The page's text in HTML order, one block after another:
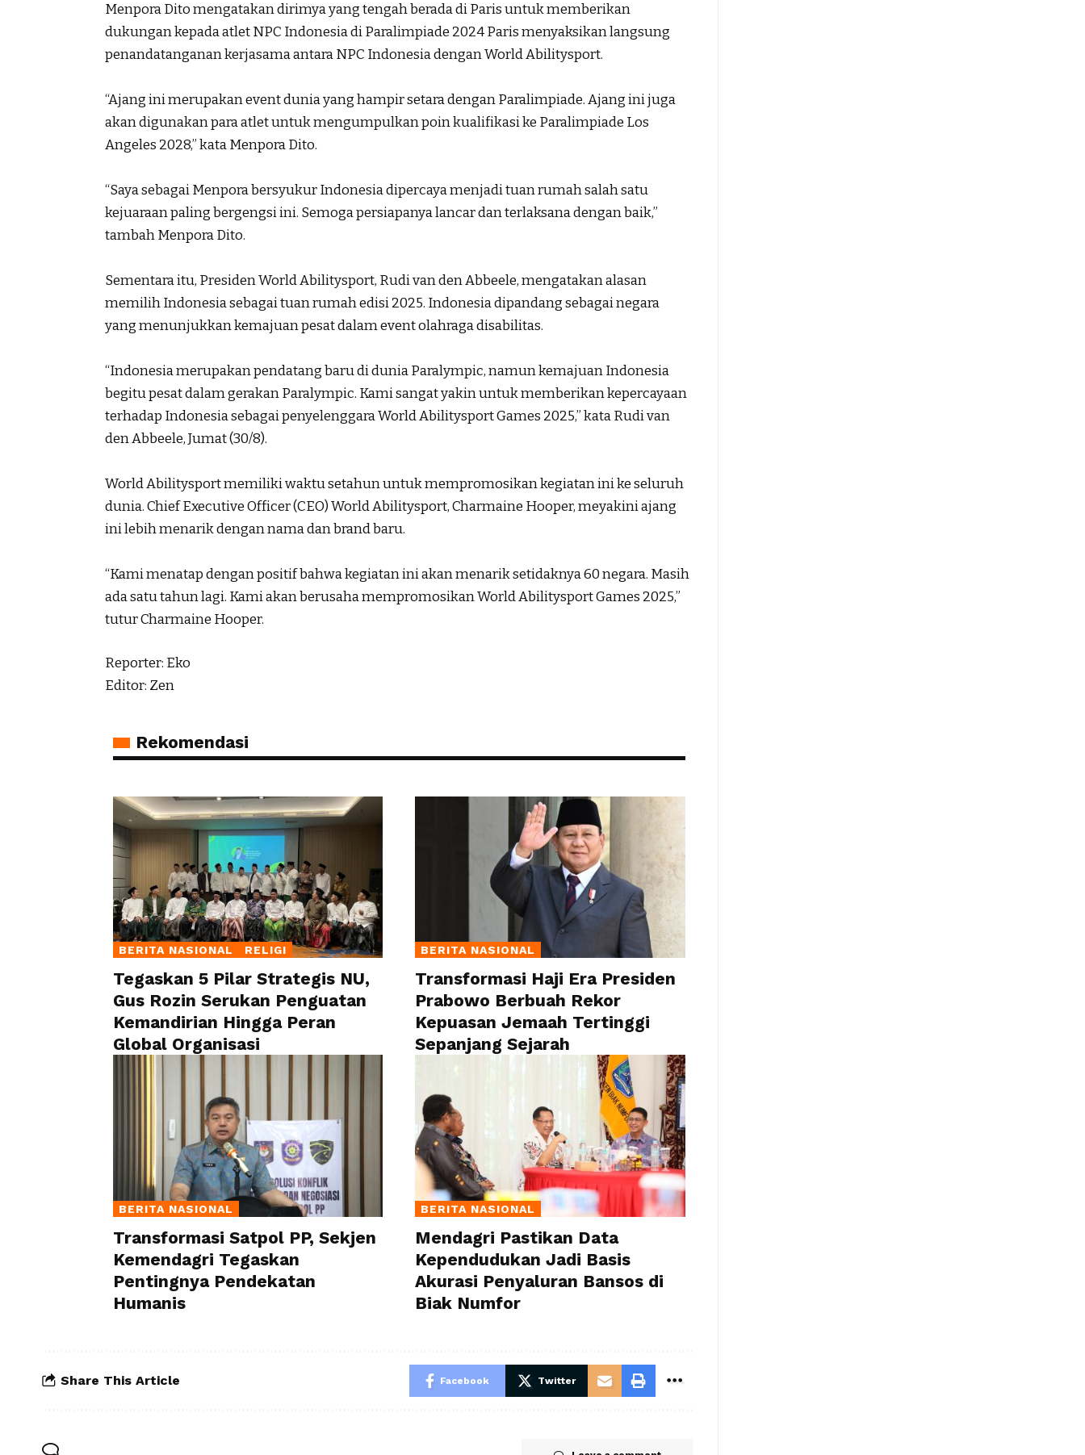
Menpora Dito mengatakan dirimya yang tengah berada di Paris untuk memberikan
dukungan kepada atlet NPC Indonesia di Paralimpiade 2024 Paris menyaksikan langsung
penandatanganan kerjasama antara NPC Indonesia dengan World Abilitysport.
“Ajang ini merupakan event dunia yang hampir setara dengan Paralimpiade. Ajang ini juga
akan digunakan para atlet untuk mengumpulkan poin kualifikasi ke Paralimpiade Los
Angeles 2028,” kata Menpora Dito.
“Saya sebagai Menpora bersyukur Indonesia dipercaya menjadi tuan rumah salah satu
kejuaraan paling bergengsi ini. Semoga persiapanya lancar dan terlaksana dengan baik,”
tambah Menpora Dito.
Sementara itu, Presiden World Abilitysport, Rudi van den Abbeele, mengatakan alasan
memilih Indonesia sebagai tuan rumah edisi 2025. Indonesia dipandang sebagai negara
yang menunjukkan kemajuan pesat dalam event olahraga disabilitas.
“Indonesia merupakan pendatang baru di dunia Paralympic, namun kemajuan Indonesia
begitu pesat dalam gerakan Paralympic. Kami sangat yakin untuk memberikan kepercayaan
terhadap Indonesia sebagai penyelenggara World Abilitysport Games 2025,” kata Rudi van
den Abbeele, Jumat (30/8).
World Abilitysport memiliki waktu setahun untuk mempromosikan kegiatan ini ke seluruh
dunia. Chief Executive Officer (CEO) World Abilitysport, Charmaine Hooper, meyakini ajang
ini lebih menarik dengan nama dan brand baru.
“Kami menatap dengan positif bahwa kegiatan ini akan menarik setidaknya 60 negara. Masih
ada satu tahun lagi. Kami akan berusaha mempromosikan World Abilitysport Games 2025,”
tutur Charmaine Hooper.
Reporter: Eko
Editor: Zen
Rekomendasi
BERITA NASIONAL RELIGI
Tegaskan 5 Pilar Strategis NU,
Gus Rozin Serukan Penguatan
Kemandirian Hingga Peran
Global Organisasi
BERITA NASIONAL
Transformasi Haji Era Presiden
Prabowo Berbuah Rekor
Kepuasan Jemaah Tertinggi
Sepanjang Sejarah
BERITA NASIONAL
Transformasi Satpol PP, Sekjen
Kemendagri Tegaskan
Pentingnya Pendekatan
Humanis
BERITA NASIONAL
Mendagri Pastikan Data
Kependudukan Jadi Basis
Akurasi Penyaluran Bansos di
Biak Numfor
Share This Article Facebook Twitter